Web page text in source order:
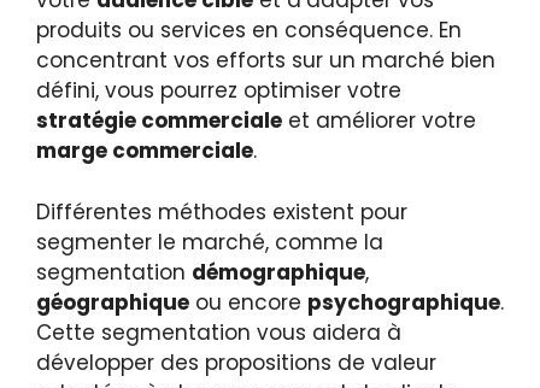
produits ou services en conséquence. En
concentrant vos efforts sur un marché bien
défini, vous pourrez optimiser votre
stratégie commerciale et améliorer votre
marge commerciale.
Différentes méthodes existent pour
segmenter le marché, comme la
segmentation démographique,
géographique ou encore psychographique.
Cette segmentation vous aidera à
développer des propositions de valeur